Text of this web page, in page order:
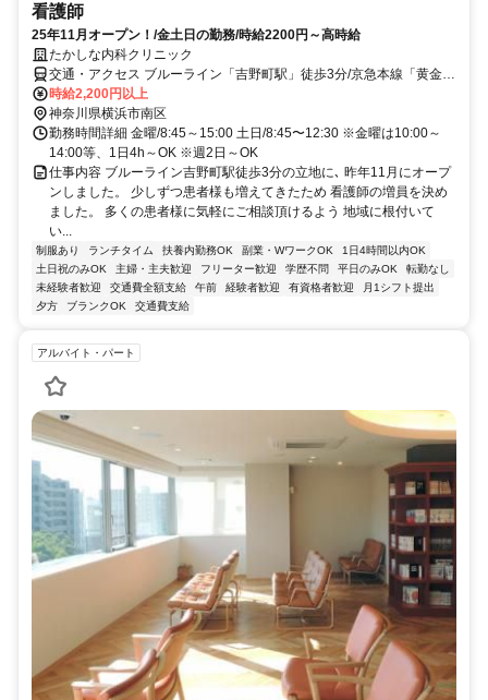
看護師
25年11月オープン！/金土日の勤務/時給2200円～高時給
たかしな内科クリニック
交通・アクセス ブルーライン「吉野町駅」徒歩3分/京急本線「黄金町
駅」徒歩7分/吉野町駅前バス停から徒歩３分
時給2,200円以上
神奈川県横浜市南区
勤務時間詳細 金曜/8:45～15:00 土日/8:45〜12:30 ※金曜は10:00～
14:00等、1日4h～OK ※週2日～OK
仕事内容 ブルーライン吉野町駅徒歩3分の立地に､ 昨年11月にオープ
ンしました。 少しずつ患者様も増えてきたため 看護師の増員を決め
ました。 多くの患者様に気軽にご相談頂けるよう 地域に根付いて
い...
制服あり ランチタイム 扶養内勤務OK 副業・WワークOK
1日4時間以内OK
土日祝のみOK
主婦・主夫歓迎 フリーター歓迎 学歴不問 平日のみOK
転勤なし
未経験者歓迎
交通費全額支給 午前 経験者歓迎 有資格者歓迎
月1シフト提出
夕方
ブランクOK 交通費支給
アルバイト・パート